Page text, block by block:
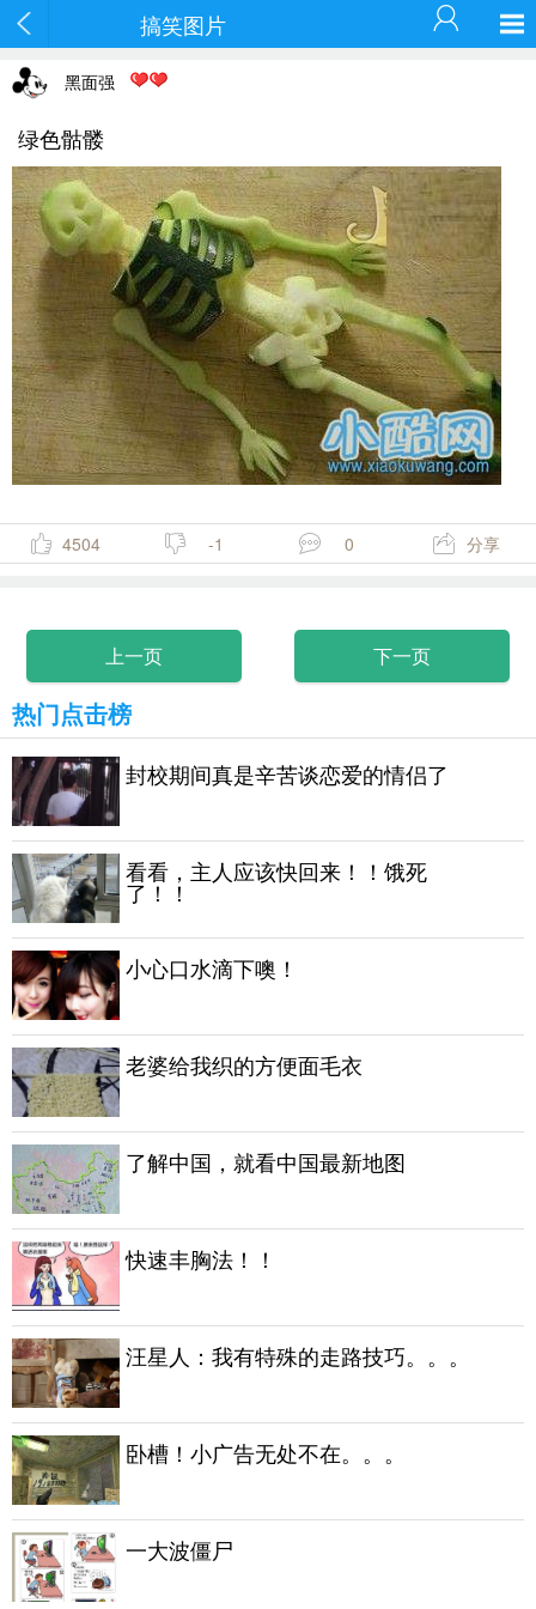
搞笑图片
黑面强
绿色骷髅
4504 -1 0 分享
上一页 下一页
热门点击榜
封校期间真是辛苦谈恋爱的情侣了
看看，主人应该快回来！！饿死
了！！
小心口水滴下噢！
老婆给我织的方便面毛衣
了解中国，就看中国最新地图
快速丰胸法！！
汪星人：我有特殊的走路技巧。。。
卧槽！小广告无处不在。。。
一大波僵尸